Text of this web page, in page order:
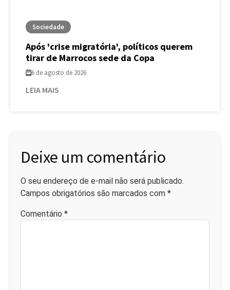
Sociedade
Após 'crise migratória', políticos querem
tirar de Marrocos sede da Copa
6 de agosto de 2026
LEIA MAIS
Deixe um comentário
O seu endereço de e-mail não será publicado.
Campos obrigatórios são marcados com *
Comentário *